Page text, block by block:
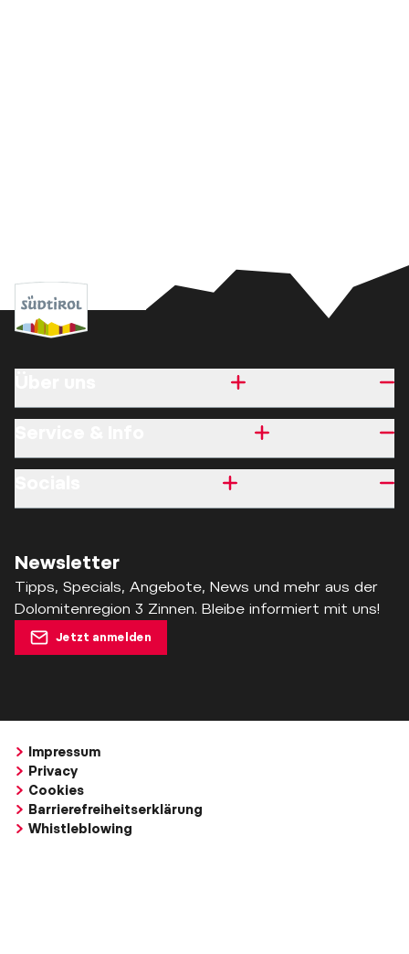
Newsletter
Tipps, Specials, Angebote, News und mehr aus der
Dolomitenregion 3 Zinnen. Bleibe informiert mit uns!
Jetzt anmelden
Impressum
Privacy
Cookies
Barrierefreiheitserklärung
Whistleblowing